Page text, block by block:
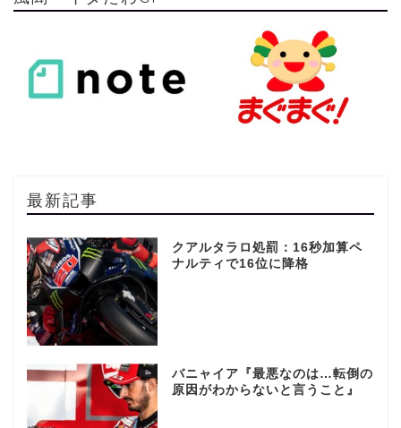
最新記事
クアルタラロ処罰：16秒加算ペ
ナルティで16位に降格
バニャイア『最悪なのは…転倒の
原因がわからないと言うこと』